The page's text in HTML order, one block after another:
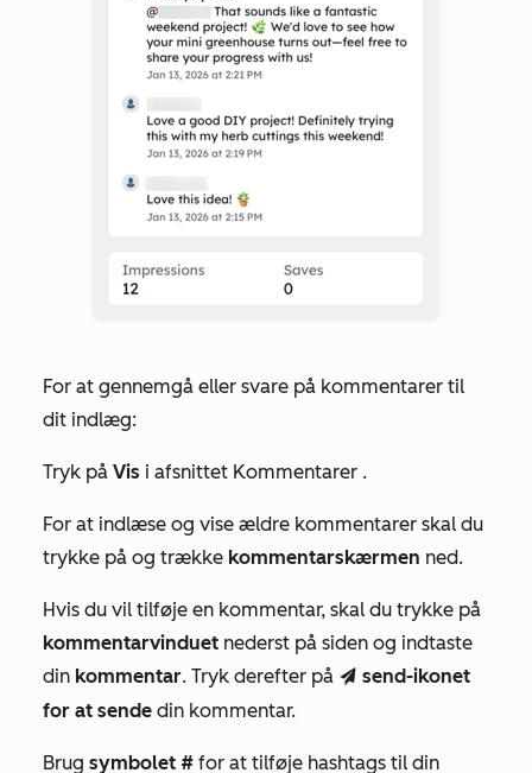
For at gennemgå eller svare på kommentarer til
dit indlæg:
Tryk på Vis i afsnittet Kommentarer .
For at indlæse og vise ældre kommentarer skal du
trykke på og trække kommentarskærmen ned.
Hvis du vil tilføje en kommentar, skal du trykke på
kommentarvinduet nederst på siden og indtaste
din kommentar. Tryk derefter på send send-ikonet
for at sende din kommentar.
Brug symbolet # for at tilføje hashtags til din